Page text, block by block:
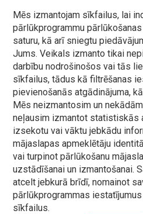
Mēs izmantojam sīkfailus, lai
pārlūkprogrammu
saturu, kā arī sniegtu
Jums. Veikals izmanto tikai
darbību nodrošinošos vai tās
sīkfailus, tādus kā filtrēšanas
pievienošanās atgādinājuma,
Mēs neizmantosim un
neļausim izmantot statistiskās
izsekotu vai vāktu jebkādu
mājaslapas apmeklētāju
vai turpinot pārlūkošanu
uzstādīšanai un izmantošanai.
atcelt jebkurā brīdī, nomainot
pārlūkprogrammas
sīkfailus.